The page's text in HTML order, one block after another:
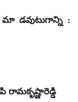
డవుటుగాన్ని :
రామకృష్ణారెడ్డి